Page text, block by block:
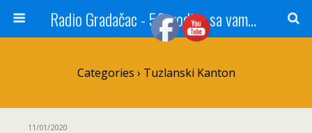
Radio Gradačac - 56 godina sa vama...
Categories › Tuzlanski Kanton
11/01/2020